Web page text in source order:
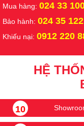
Mua hàng: 024 33
Bảo hành: 024 35
Khiếu nại: 0912 220
HỆ
10